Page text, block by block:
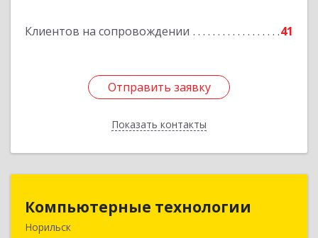
Клиентов на сопровождении 41
Отправить заявку
Показать контакты
Отправить заявку
Назад
Компьютерные технологии
Норильск663302, Красноярский край, Норильск г,